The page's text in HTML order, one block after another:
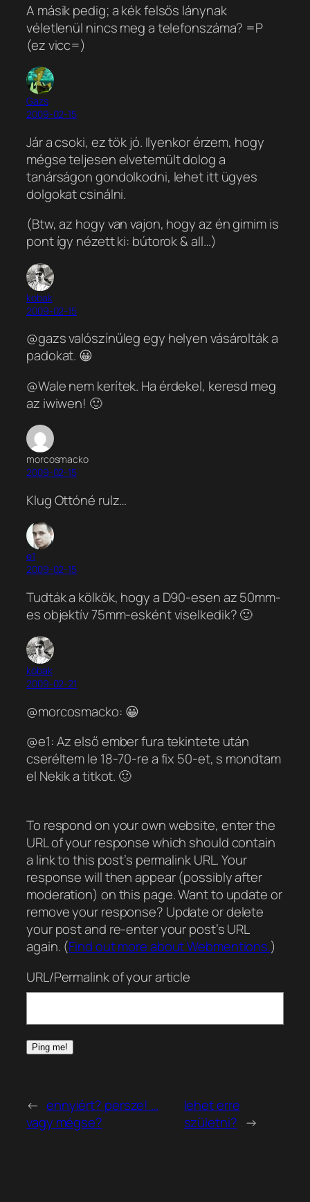
A másik pedig; a kék felsős lánynak
véletlenül nincs meg a telefonszáma? =P
(ez vicc=)
Gazs
2009-02-15
Jár a csoki, ez tök jó. Ilyenkor érzem, hogy
mégse teljesen elvetemült dolog a
tanárságon gondolkodni, lehet itt ügyes
dolgokat csinálni.
(Btw, az hogy van vajon, hogy az én gimim is
pont így nézett ki: bútorok & all…)
kobak
2009-02-15
@gazs valószínűleg egy helyen vásárolták a
padokat. 😀
@Wale nem kerítek. Ha érdekel, keresd meg
az iwiwen! 🙂
morcosmacko
2009-02-15
Klug Ottóné rulz…
e1
2009-02-15
Tudták a kölkök, hogy a D90-esen az 50mm-
es objektív 75mm-esként viselkedik? 🙂
kobak
2009-02-21
@morcosmacko: 😀
@e1: Az első ember fura tekintete után
cseréltem le 18-70-re a fix 50-et, s mondtam
el Nekik a titkot. 🙂
To respond on your own website, enter the
URL of your response which should contain
a link to this post’s permalink URL. Your
response will then appear (possibly after
moderation) on this page. Want to update or
remove your response? Update or delete
your post and re-enter your post’s URL
again. (Find out more about Webmentions.)
URL/Permalink of your article
← ennyiért? persze! …
vagy mégse?
lehet erre
születni? →